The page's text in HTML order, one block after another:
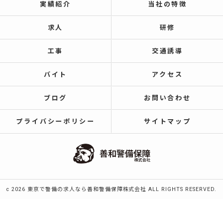
実績紹介 当社の特徴
求人 研修
工事 交通誘導
バイト アクセス
ブログ お問い合わせ
プライバシーポリシー サイトマップ
c 2026 東京で警備の求人なら善和警備保障株式会社 ALL RIGHTS RESERVED.